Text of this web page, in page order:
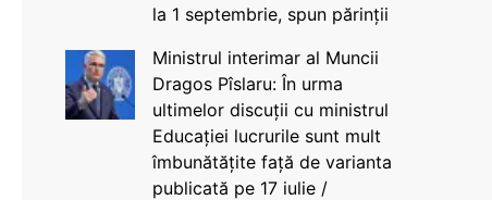
la 1 septembrie, spun părinții
Ministrul interimar al Muncii
Dragos Pîslaru: În urma
ultimelor discuții cu ministrul
Educației lucrurile sunt mult
îmbunătățite față de varianta
publicată pe 17 iulie /